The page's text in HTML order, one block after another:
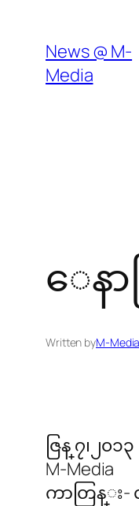
content
News @ M-
Media
ေနာ
Written byM-Media
ဇြန္ ၇၊၂၀၁၃
M-Media
ကာတြန္း-